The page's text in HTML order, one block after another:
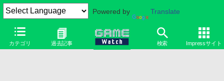
Powered by Translate
カテゴリ 過去記事 検索 Impressサイト